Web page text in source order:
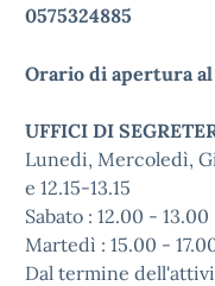
0575324885
Orario di apertura
UFFICI DI
Lunedi, Mercoledì,
e 12.15-13.15
Sabato : 12.00 - 13.00
Martedì : 15.00 -
Dal termine